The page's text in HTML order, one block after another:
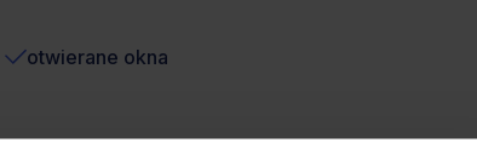
otwierane okna